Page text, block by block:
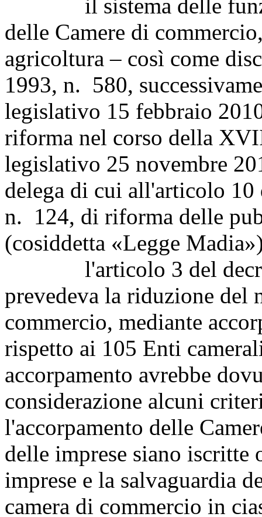
il sistema delle
delle Camere di
agricoltura – così come
1993, n. 580,
legislativo 15 febbraio
riforma nel corso della
legislativo 25 novembre
delega di cui all'articolo 10
n. 124, di riforma delle
(cosiddetta «Legge
l'articolo 3 del
prevedeva la riduzione del
commercio, mediante
rispetto ai 105 Enti
accorpamento avrebbe
considerazione alcuni
l'accorpamento delle
delle imprese siano iscritte
imprese e la salvaguardia
camera di commercio in